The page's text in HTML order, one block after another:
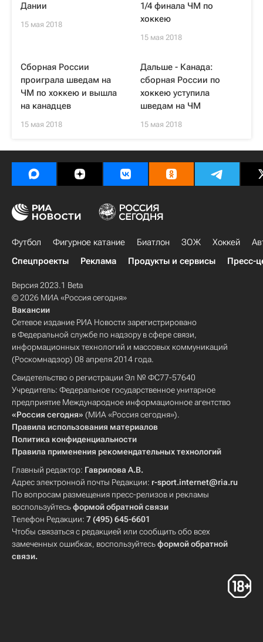
Дании
15 мая 2018
1/4 финала ЧМ по
хоккею
15 мая 2018
Сборная России
проиграла шведам на
ЧМ по хоккею и вышла
на канадцев
15 мая 2018
Дальше - Канада:
сборная России по
хоккею уступила
шведам на ЧМ
15 мая 2018
Футбол Фигурное катание Биатлон ЗОЖ Хоккей
Спецпроекты
Реклама Продукты и сервисы Пресс-
Версия 2023.1 Beta
© 2026 МИА «Россия сегодня»
Вакансии
Сетевое издание РИА Новости зарегистрировано
в Федеральной службе по надзору в сфере связи,
информационных технологий и массовых коммуникаций
(Роскомнадзор) 08 апреля 2014 года.
Свидетельство о регистрации Эл № ФС77-57640
Учредитель: Федеральное государственное унитарное
предприятие Международное информационное агентство
«Россия сегодня» (МИА «Россия сегодня»).
Правила использования материалов
Политика конфиденциальности
Правила применения рекомендательных технологий
Главный редактор: Гаврилова А.В.
Адрес электронной почты Редакции: r-sport.internet@ria.ru
По вопросам размещения пресс-релизов и рекламы
воспользуйтесьформой обратной связи
Телефон Редакции: 7 (495) 645-6601
Чтобы связаться с редакцией или сообщить обо всех
замеченных ошибках, воспользуйтесьформой обратной
связи.